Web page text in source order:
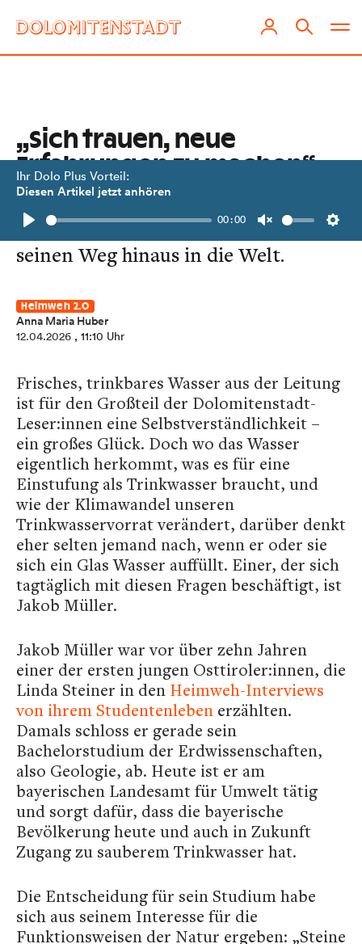
Ihr Dolo Plus Vorteil:
Diesen Artikel jetzt anhören
Play
00:00
Unmute
„Sich trauen, neue
Erfahrungen zu machen“
Jakob Müller ist Hydrogeologe und
schildert im Heimweh-Interview
seinen Weg hinaus in die Welt.
Heimweh 2.0
Anna Maria Huber
12.04.2026 , 11:10 Uhr
Frisches, trinkbares Wasser aus der Leitung
ist für den Großteil der Dolomitenstadt-
Leser:innen eine Selbstverständlichkeit –
ein großes Glück. Doch wo das Wasser
eigentlich herkommt, was es für eine
Einstufung als Trinkwasser braucht, und
wie der Klimawandel unseren
Trinkwasservorrat verändert, darüber denkt
eher selten jemand nach, wenn er oder sie
sich ein Glas Wasser auffüllt. Einer, der sich
tagtäglich mit diesen Fragen beschäftigt, ist
Jakob Müller.
Jakob Müller war vor über zehn Jahren
einer der ersten jungen Osttiroler:innen, die
Linda Steiner in den Heimweh-Interviews
von ihrem Studentenleben erzählten.
Damals schloss er gerade sein
Bachelorstudium der Erdwissenschaften,
also Geologie, ab. Heute ist er am
bayerischen Landesamt für Umwelt tätig
und sorgt dafür, dass die bayerische
Bevölkerung heute und auch in Zukunft
Zugang zu sauberem Trinkwasser hat.
Die Entscheidung für sein Studium habe
sich aus seinem Interesse für die
Funktionsweisen der Natur ergeben: „Steine